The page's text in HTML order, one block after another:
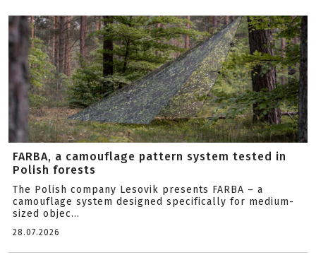
FARBA, a camouflage pattern system tested in
Polish forests
The Polish company Lesovik presents FARBA – a
camouflage system designed specifically for medium-
sized objec...
28.07.2026